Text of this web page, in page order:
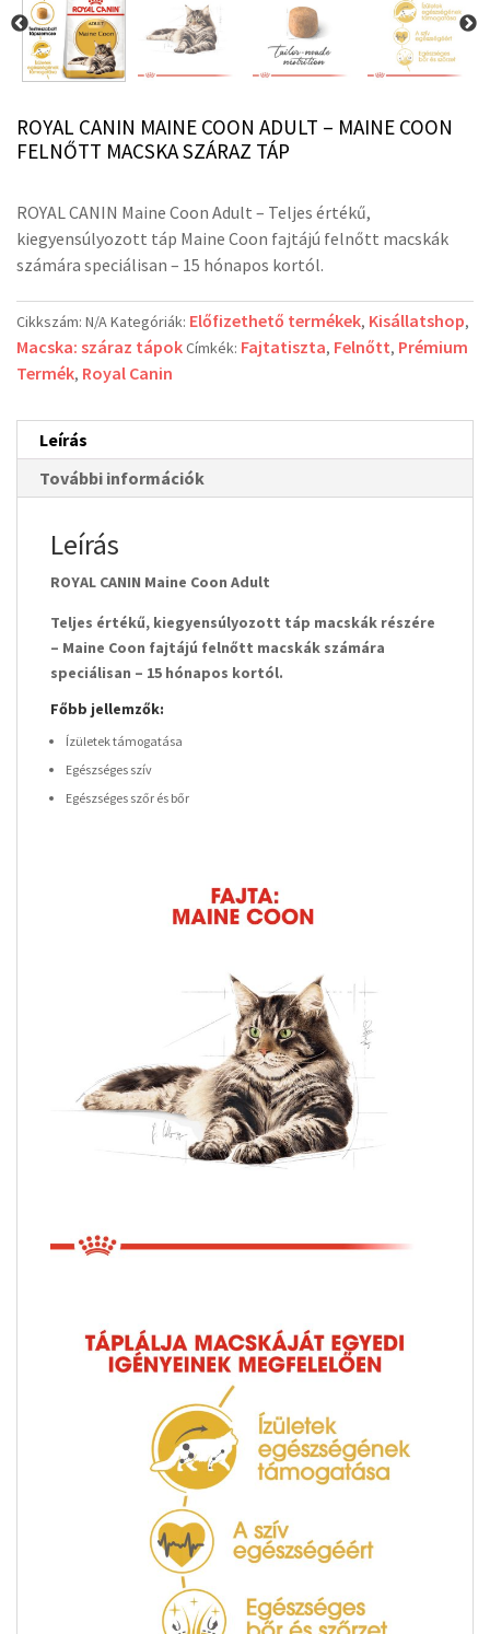
ROYAL CANIN MAINE COON ADULT – MAINE COON
FELNŐTT MACSKA SZÁRAZ TÁP
ROYAL CANIN Maine Coon Adult – Teljes értékű,
kiegyensúlyozott táp Maine Coon fajtájú felnőtt macskák
számára speciálisan – 15 hónapos kortól.
Cikkszám: N/AKategóriák: Előfizethető termékek, Kisállatshop,
Macska: száraz tápokCímkék: Fajtatiszta, Felnőtt, Prémium
Termék, Royal Canin
Leírás
További információk
Leírás
ROYAL CANIN Maine Coon Adult
Teljes értékű, kiegyensúlyozott táp macskák részére
– Maine Coon fajtájú felnőtt macskák számára
speciálisan – 15 hónapos kortól.
Főbb jellemzők:
Ízületek támogatása
Egészséges szív
Egészséges szőr és bőr